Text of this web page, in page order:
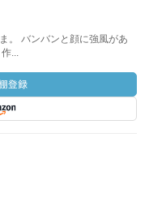
。 バンバンと顔に強風があ
...